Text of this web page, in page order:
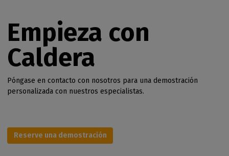
Empieza con
Caldera
Póngase en contacto con nosotros para una demostración
personalizada con nuestros especialistas.
Reserve una demostración